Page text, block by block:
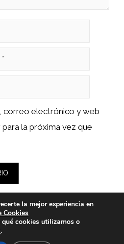
correo electrónico y web
la próxima vez que
de Privacidad y Aviso Legal
la mejor experiencia en
Cookies
qué cookies utilizamos o
.